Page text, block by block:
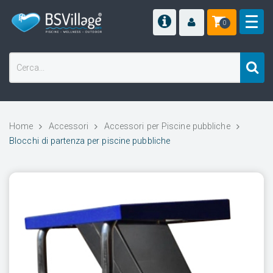
0
Home Accessori
Accessori per Piscine pubbliche
Blocchi di partenza per piscine pubbliche